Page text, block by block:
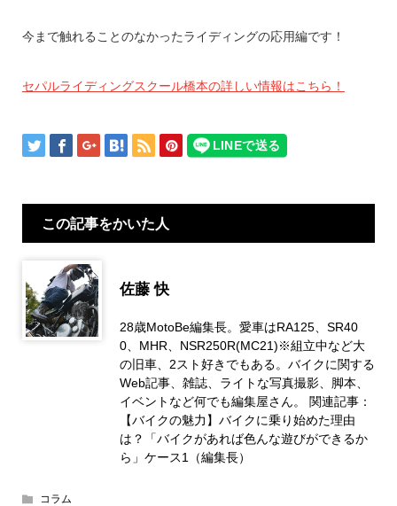
今まで触れることのなかったライディングの応用編です！
セパルライディングスクール橋本の詳しい情報はこちら！
この記事をかいた人
佐藤 快
28歳MotoBe編集長。愛車はRA125、SR40
0、MHR、NSR250R(MC21)※組立中など大
の旧車、2スト好きでもある。バイクに関する
Web記事、雑誌、ライトな写真撮影、脚本、
イベントなど何でも編集屋さん。 関連記事：
【バイクの魅力】バイクに乗り始めた理由
は？「バイクがあれば色んな遊びができるか
ら」ケース1（編集長）
コラム